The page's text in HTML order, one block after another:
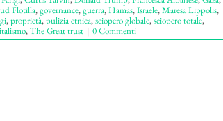
Flotilla,governance,guerra,Hamas,Israele,Maresa Lippolis,
,proprietà,pulizia etnica,sciopero globale,sciopero totale,
,The Great trust | 0 Commenti